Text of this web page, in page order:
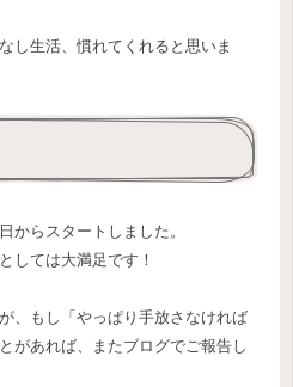
し生活、慣れてくれると思いま
からスタートしました。
しては大満足です！
、もし「やっぱり手放さなければ
があれば、またブログでご報告し